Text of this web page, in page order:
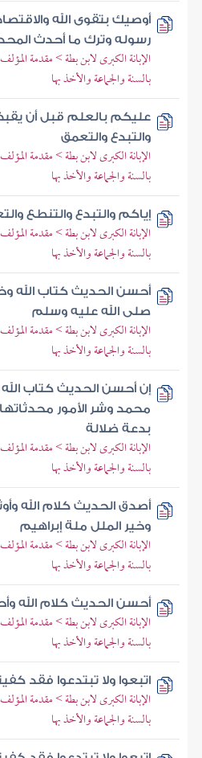
أوصيك بتقوى الله
رسوله وترك ما أحدث
الإبانة الكبرى لابن بطة > مقدمة
بالسنة والجماعة والأخذ بها
عليكم بالعلم قبل أن
والتبدع والتعمق
الإبانة الكبرى لابن بطة > مقدمة
بالسنة والجماعة والأخذ بها
إياكم والتبدع والتنطع
الإبانة الكبرى لابن بطة > مقدمة
بالسنة والجماعة والأخذ بها
أحسن الحديث كتاب الله
صلى الله عليه وسلم
الإبانة الكبرى لابن بطة > مقدمة
بالسنة والجماعة والأخذ بها
إن أحسن الحديث كتاب
محمد وشر الأمور
بدعة ضلالة
الإبانة الكبرى لابن بطة > مقدمة
بالسنة والجماعة والأخذ بها
أصدق الحديث كلام الله
وخير الملل ملة إبراهيم
الإبانة الكبرى لابن بطة > مقدمة
بالسنة والجماعة والأخذ بها
أحسن الحديث كلام الله
الإبانة الكبرى لابن بطة > مقدمة
بالسنة والجماعة والأخذ بها
اتبعوا ولا تبتدعوا فقد
الإبانة الكبرى لابن بطة > مقدمة
بالسنة والجماعة والأخذ بها